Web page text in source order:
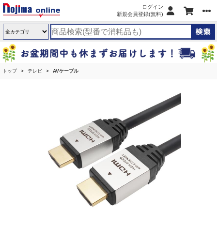
ログイン
新規会員登録(無料)
トップ テレビ AVケーブル